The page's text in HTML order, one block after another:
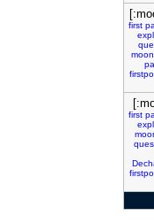
first
first